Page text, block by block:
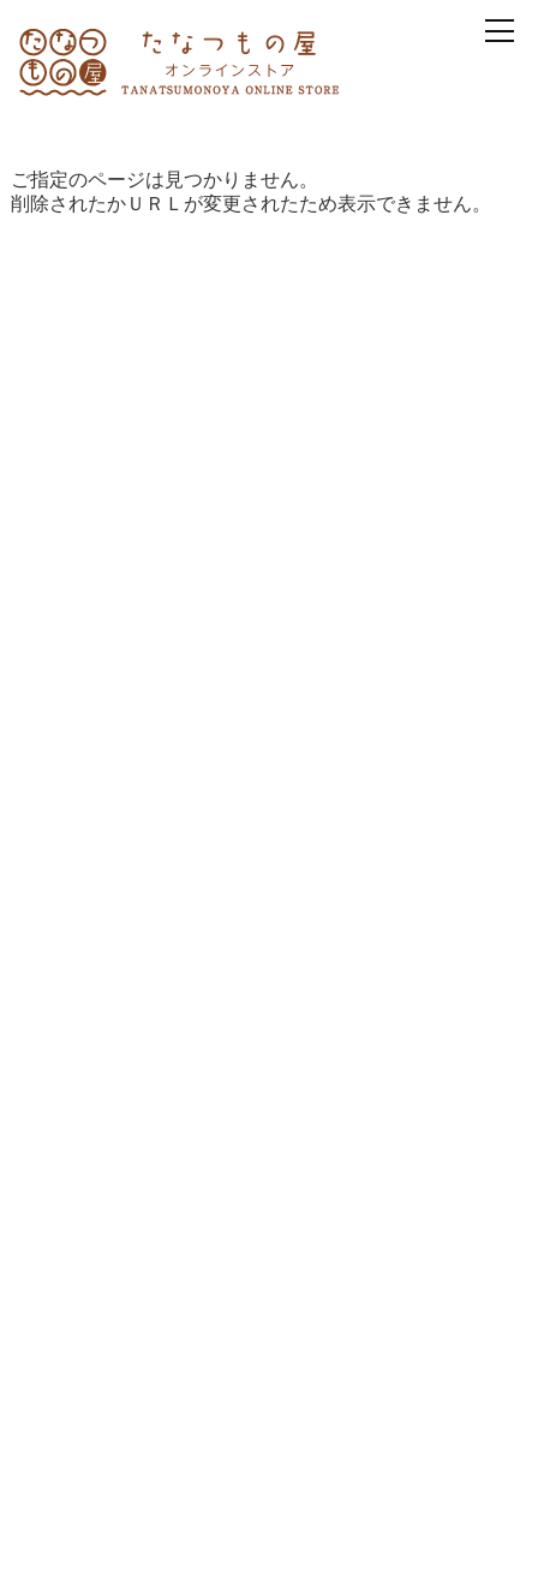
ご指定のページは見つかりません。
削除されたかＵＲＬが変更されたため表示できません。